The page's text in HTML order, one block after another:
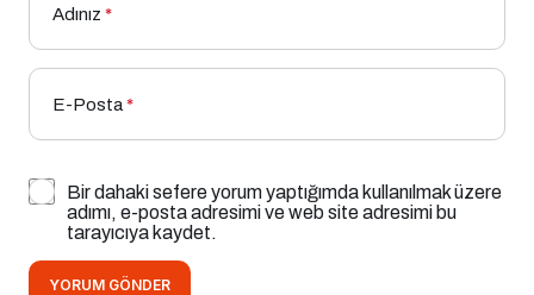
Adınız *
E-Posta*
Bir dahaki sefere yorum yaptığımda kullanılmak üzere
adımı, e-posta adresimi ve web site adresimi bu
tarayıcıya kaydet.
YORUM GÖNDER